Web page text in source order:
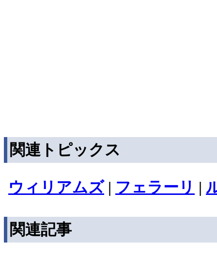
関連トピックス
ウィリアムズ| フェラーリ |
関連記事